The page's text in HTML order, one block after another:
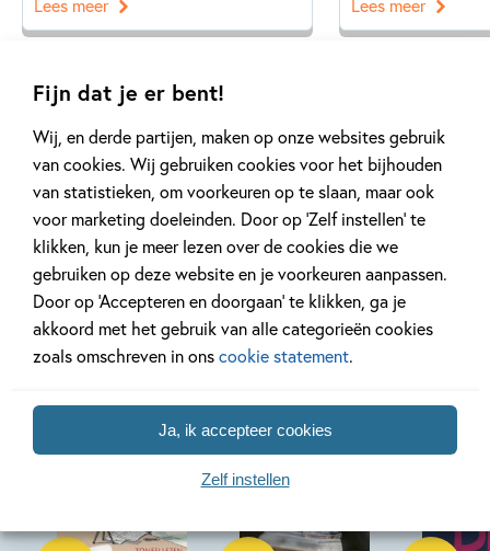
Fijn dat je er bent!
Wij, en derde partijen, maken op onze websites gebruik
van cookies. Wij gebruiken cookies voor het bijhouden
van statistieken, om voorkeuren op te slaan, maar ook
voor marketing doeleinden. Door op ‘Zelf instellen’ te
klikken, kun je meer lezen over de cookies die we
gebruiken op deze website en je voorkeuren aanpassen.
Door op ‘Accepteren en doorgaan’ te klikken, ga je
akkoord met het gebruik van alle categorieën cookies
zoals omschreven in onscookie statement.
Ja, ik accepteer cookies
Zelf instellen
Lees meer Lees meer
Bekijk alle artikelen
Meer van deze auteur